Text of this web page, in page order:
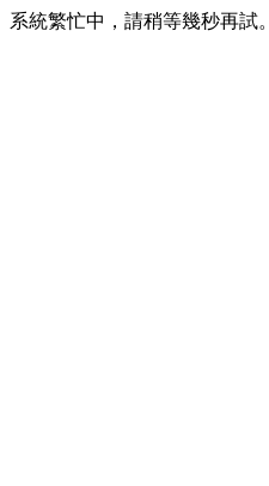
系統繁忙中，請稍等幾秒再試。